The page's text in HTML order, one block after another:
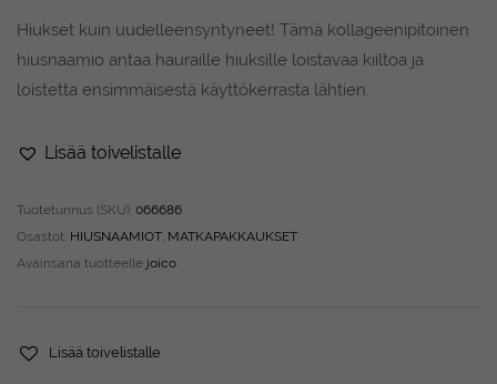
Hiukset kuin uudelleensyntyneet! Tämä kollageenipitoinen
hiusnaamio antaa hauraille hiuksille loistavaa kiiltoa ja
loistetta ensimmäisestä käyttökerrasta lähtien.
Lisää toivelistalle
Tuotetunnus (SKU): 066686
Osastot: HIUSNAAMIOT, MATKAPAKKAUKSET
Avainsana tuotteelle joico
Lisää toivelistalle